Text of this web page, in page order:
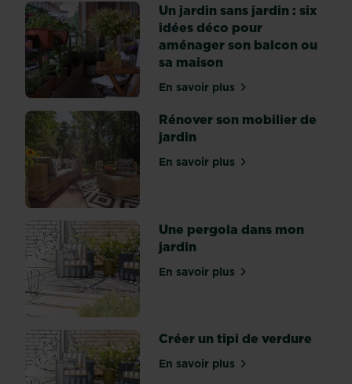
jardins,
peu
de
pays
atteignent
le
même
degré
de
perfectionnement
la
France.
Si
nos
propres
jardins
ressemblent
des
sanctuaires
dédiés
Un jardin sans jardin : six
idées déco pour
aménager son balcon ou
sa maison
En savoir plussur Un jardin sans jardin :
Rénover son mobilier de
jardin
En savoir plussur Rénover son mobilier
Une pergola dans mon
jardin
En savoir plussur Une pergola dans
Créer un tipi de verdure
En savoir plussur Créer un tipi de